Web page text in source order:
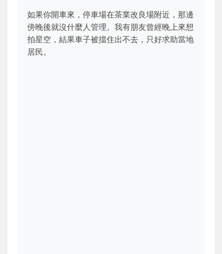
如果你開車來，停車場在茶業改良場附近，那邊
傍晚後就沒什麼人管理。我有朋友曾經晚上來想
拍星空，結果車子被擋住出不去，只好求助當地
居民。